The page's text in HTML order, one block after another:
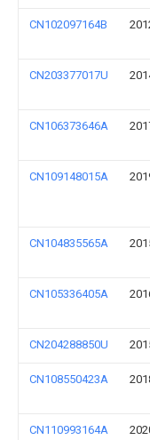
CN102097164B
CN203377017U
CN106373646A
CN109148015A
CN104835565A
CN105336405A
CN204288850U
CN108550423A
CN110993164A